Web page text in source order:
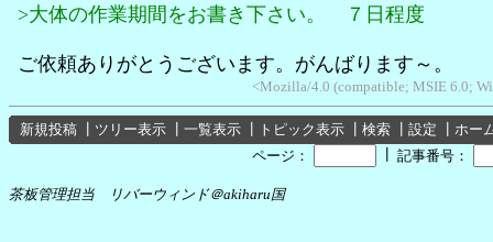
>大体の作業期間をお書き下さい。 ７日程度
ご依頼ありがとうございます。がんばります～。
<Mozilla/4.0 (compatible; MSIE 6.0;
新規投稿 ツリー表示 一覧表示 トピック表示 検索 設定
ホー
ページ：
記事番号：
茶板管理担当 リバーウィンド＠akiharu国